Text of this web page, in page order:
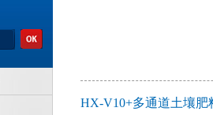
HX-V10+多通道土壤肥